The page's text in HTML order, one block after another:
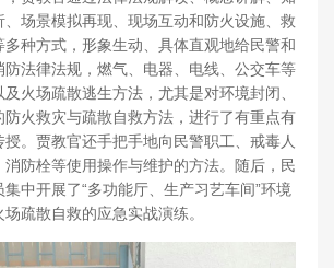
场景模拟再现、现场互动和防火设施、救
多种方式，形象生动、具体直观地给民警和
防法律法规，燃气、电器、电线、公交车等
火场疏散逃生方法，尤其是对环境封闭、
防火救灾与疏散自救方法，进行了有重点有
。贾教官还手把手地向民警职工、戒毒人
消防栓等使用操作与维护的方法。随后，民
中开展了“多功能厅、生产习艺车间”环境
疏散自救的应急实战演练。